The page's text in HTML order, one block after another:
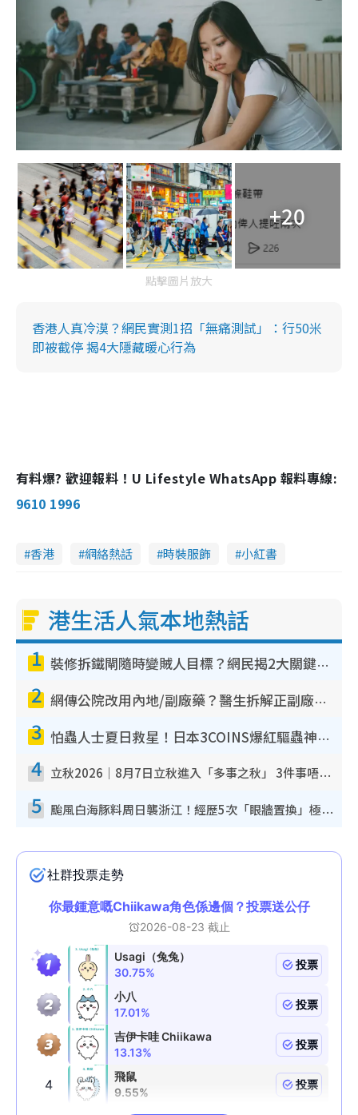
+20
點擊圖片放大
香港人真冷漠？網民實測1招「無痛測試」：行50米
即被截停 揭4大隱藏暖心行為
有料爆? 歡迎報料！U Lifestyle WhatsApp 報料專線:
9610 1996
香港 網絡熱話 時裝服飾 小紅書
港生活人氣本地熱話
1 裝修拆鐵閘隨時變賊人目標？網民揭2大關鍵用途：裝新式等於白裝？附新舊鐵閘分別
2 網傳公院改用內地/副廠藥？醫生拆解正副廠分別 揭4類人換藥隨時出事
3 怕蟲人士夏日救星！日本3COINS爆紅驅蟲神器$45起 1招「全程免觸碰」輕鬆搞定小強
4 立秋2026｜8月7日立秋進入「多事之秋」 3件事唔做得！專家教6招開運 清枱頭／銀包納氣接好運
5 颱風白海豚料周日襲浙江！經歷5次「眼牆置換」極罕見 成登陸內地最長途颱風